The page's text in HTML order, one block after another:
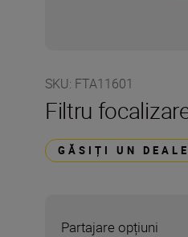
SKU: FTA11601
Filtru
GĂSIȚI UN
Partajare opțiuni